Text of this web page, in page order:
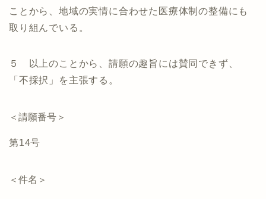
ことから、地域の実情に合わせた医療体制の整備にも
取り組んでいる。
５ 以上のことから、請願の趣旨には賛同できず、
「不採択」を主張する。
＜請願番号＞
第14号
＜件名＞